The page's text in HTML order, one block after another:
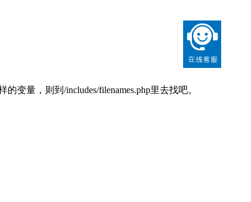
变量，则到/includes/filenames.php里去找吧。